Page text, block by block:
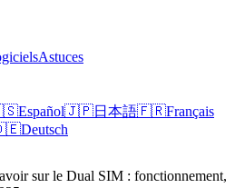
Astuces
Español🇯🇵日本語🇫🇷Français
Deutsch
sur le Dual SIM : fonctionnement,